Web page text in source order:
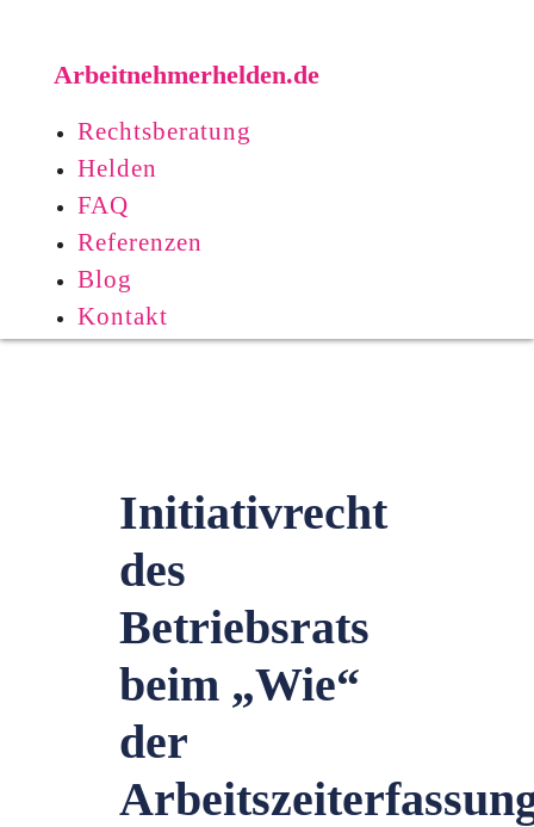
Arbeitnehmerhelden.de
Rechtsberatung
Helden
FAQ
Referenzen
Blog
Kontakt
Initiativrecht
des
Betriebsrats
beim „Wie“
der